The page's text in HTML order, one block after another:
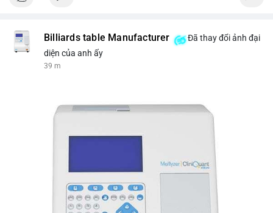
Billiards table Manufacturer
Đã thay đổi ảnh đại
diện của anh ấy
39 m